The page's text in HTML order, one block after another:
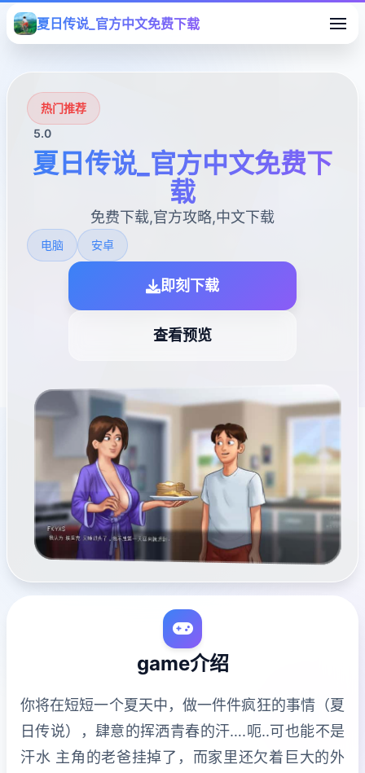
夏日传说_官方中文免费下载
热门推荐
5.0
夏日传说_官方中文免费下
载
免费下载,官方攻略,中文下载
电脑 安卓
即刻下载
查看预览
game介绍
你将在短短一个夏天中，做一件件疯狂的事情（夏
日传说），肆意的挥洒青春的汗….呃..可也能不是
汗水 主角的老爸挂掉了，而家里还欠着巨大的外